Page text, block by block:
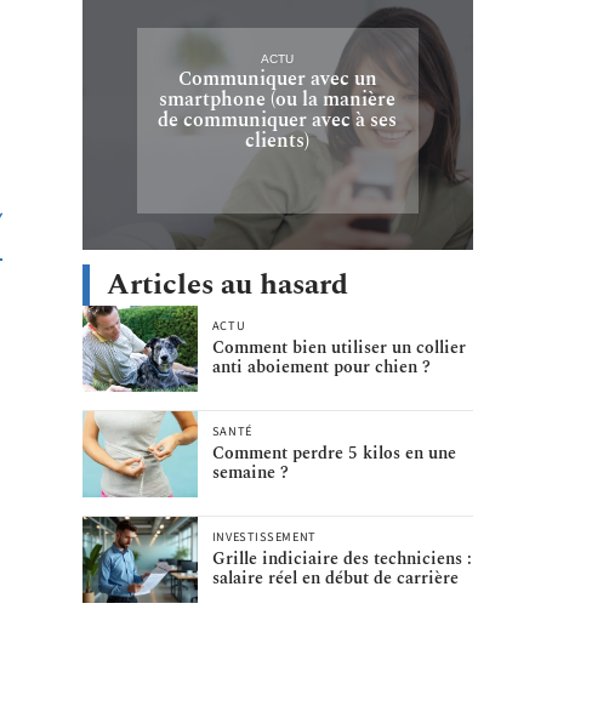
ACTU
Communiquer avec un
smartphone (ou la manière
de communiquer avec à ses
clients)
Articles au hasard
ACTU
Comment bien utiliser un collier
anti aboiement pour chien ?
SANTÉ
Comment perdre 5 kilos en une
semaine ?
INVESTISSEMENT
Grille indiciaire des techniciens :
salaire réel en début de carrière